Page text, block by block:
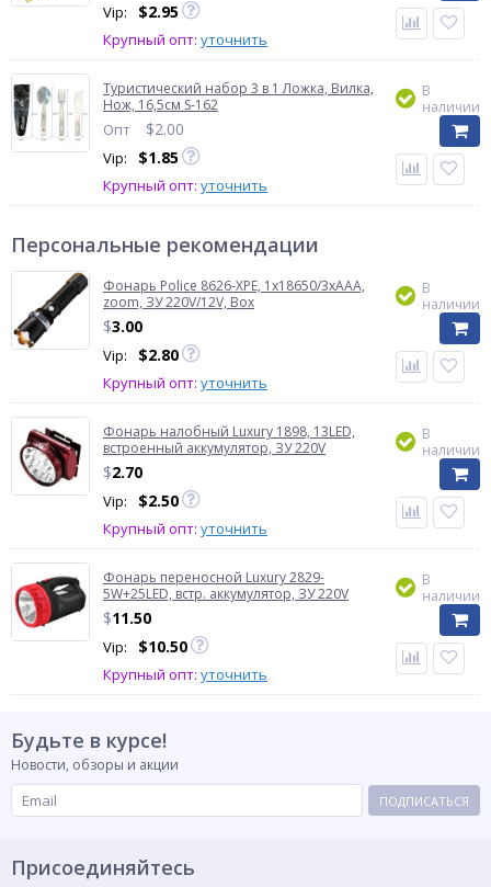
Vip: $2.95
Крупный опт: уточнить
Туристический набор 3 в 1 Ложка, Вилка,
Нож, 16,5см S-162
Опт $2.00
Vip: $1.85
Крупный опт: уточнить
В
наличии
Персональные рекомендации
Фонарь Police 8626-XPE, 1х18650/3xAAA,
zoom, ЗУ 220V/12V, Box
$3.00
Vip: $2.80
Крупный опт: уточнить
В
наличии
Фонарь налобный Luxury 1898, 13LED,
встроенный аккумулятор, ЗУ 220V
$2.70
Vip: $2.50
Крупный опт: уточнить
В
наличии
Фонарь переносной Luxury 2829-
5W+25LED, встр. аккумулятор, ЗУ 220V
$11.50
Vip: $10.50
Крупный опт: уточнить
В
наличии
Будьте в курсе!
Новости, обзоры и акции
ПОДПИСАТЬСЯ
Присоединяйтесь